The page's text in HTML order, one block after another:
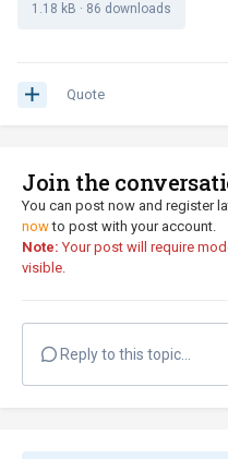
1.18 kB · 86 downloads
Quote
Join the
You can post now and register
nowto post with your account.
Note: Your post will require
visible.
Reply to this topic...